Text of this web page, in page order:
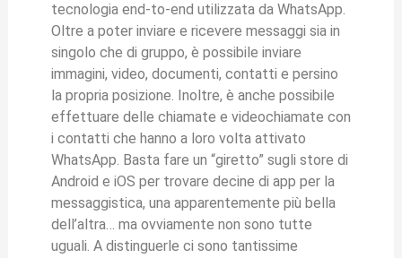
tecnologia end-to-end utilizzata da WhatsApp.
Oltre a poter inviare e ricevere messaggi sia in
singolo che di gruppo, è possibile inviare
immagini, video, documenti, contatti e persino
la propria posizione. Inoltre, è anche possibile
effettuare delle chiamate e videochiamate con
i contatti che hanno a loro volta attivato
WhatsApp. Basta fare un “giretto” sugli store di
Android e iOS per trovare decine di app per la
messaggistica, una apparentemente più bella
dell’altra… ma ovviamente non sono tutte
uguali. A distinguerle ci sono tantissime